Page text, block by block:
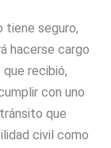
tiene seguro,
hacerse cargo
recibió,
con uno
que
civil como